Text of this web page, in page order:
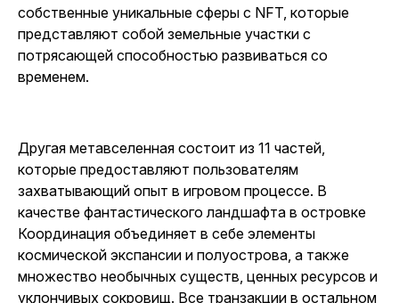
собственные уникальные сферы с NFT, которые
представляют собой земельные участки с
потрясающей способностью развиваться со
временем.
Другая метавселенная состоит из 11 частей,
которые предоставляют пользователям
захватывающий опыт в игровом процессе. В
качестве фантастического ландшафта в островке
Координация объединяет в себе элементы
космической экспансии и полуострова, а также
множество необычных существ, ценных ресурсов и
уклончивых сокровищ. Все транзакции в остальном